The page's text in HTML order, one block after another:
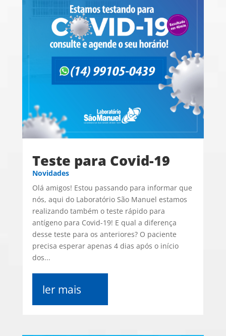
Teste para Covid-19
Novidades
Olá amigos! Estou passando para informar que
nós, aqui do Laboratório São Manuel estamos
realizando também o teste rápido para
antígeno para Covid-19! E qual a diferença
desse teste para os anteriores? O paciente
precisa esperar apenas 4 dias após o início
dos...
ler mais